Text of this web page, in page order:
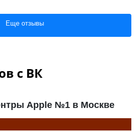
Еще отзывы
с ВК
Apple №1 в Москве